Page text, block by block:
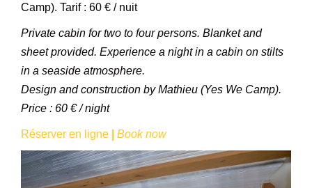
Camp). Tarif : 60 € / nuit
Private cabin for two to four persons. Blanket and
sheet provided. Experience a night in a cabin on stilts
in a seaside atmosphere.
Design and construction by Mathieu (Yes We Camp).
Price : 60 € / night
Réserver en ligne Book now